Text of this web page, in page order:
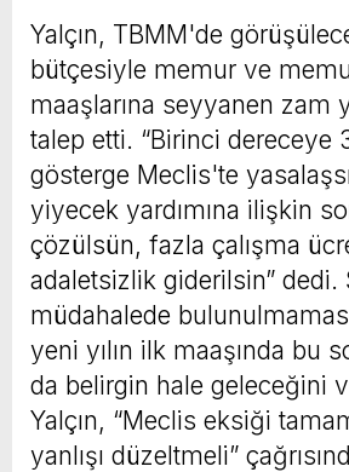
Yalçın, TBMM'de
bütçesiyle memur ve
maaşlarına seyyanen zam
talep etti. “Birinci dereceye
gösterge Meclis'te
yiyecek yardımına ilişkin
çözülsün, fazla çalışma
adaletsizlik giderilsin” dedi.
müdahalede
yeni yılın ilk maaşında bu
da belirgin hale geleceğini
Yalçın, “Meclis eksiği
yanlışı düzeltmeli”